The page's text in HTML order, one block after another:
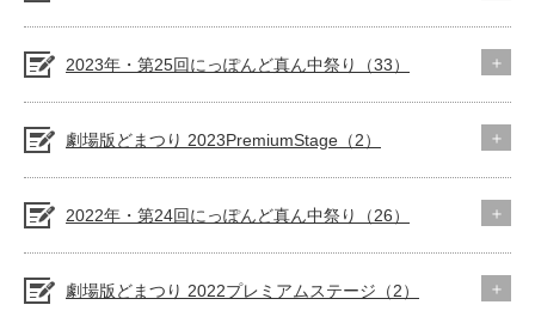
2023年・第25回にっぽんど真ん中祭り（33）
劇場版どまつり 2023PremiumStage（2）
2022年・第24回にっぽんど真ん中祭り（26）
劇場版どまつり 2022プレミアムステージ（2）